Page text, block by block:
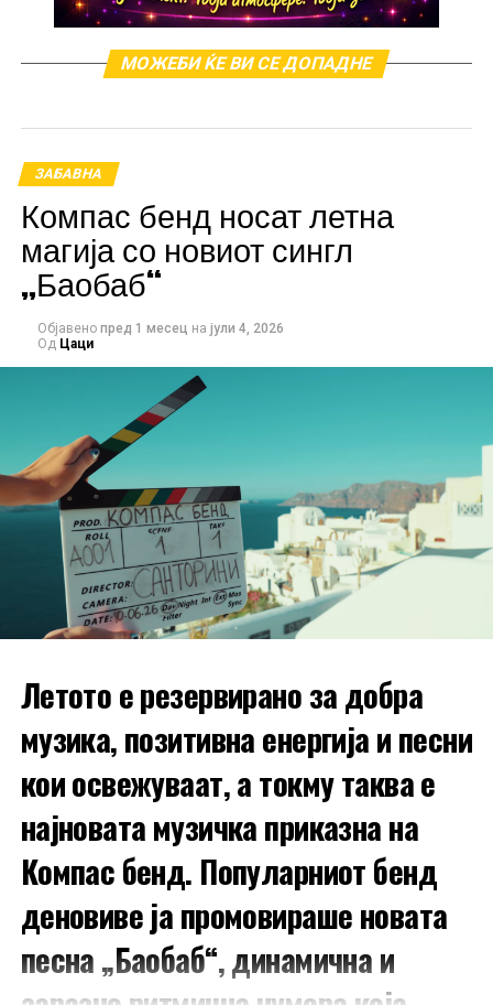
Ивона не го крие фактот дека болката по смртта на
најблиската личност е сè уште свежа. „Не знам како
се живее понатаму по ваков губиток,“ напиша таа,
„но знам што би сакал тој – да не престанам да пеам
и да создавам.“
МОЖЕБИ ЌЕ ВИ СЕ ДОПАДНЕ
ЗАБАВНА
Компас бенд носат летна
магија со новиот сингл
„Баобаб“
Објавено пред 1 месец на јули 4, 2026
Од Цаци
Летото е резервирано за добра
музика, позитивна енергија и песни
кои освежуваат, а токму таква е
најновата музичка приказна на
Компас бенд. Популарниот бенд
деновиве ја промовираше новата
песна „Баобаб“, динамична и